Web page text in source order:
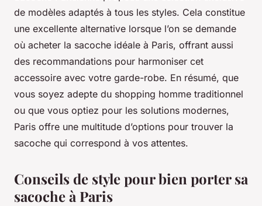
de modèles adaptés à tous les styles. Cela constitue
une excellente alternative lorsque l’on se demande
où acheter la sacoche idéale à Paris, offrant aussi
des recommandations pour harmoniser cet
accessoire avec votre garde-robe. En résumé, que
vous soyez adepte du shopping homme traditionnel
ou que vous optiez pour les solutions modernes,
Paris offre une multitude d’options pour trouver la
sacoche qui correspond à vos attentes.
Conseils de style pour bien porter sa
sacoche à Paris